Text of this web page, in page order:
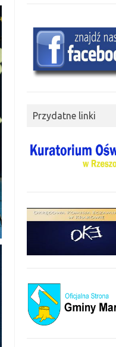
Przydatne linki